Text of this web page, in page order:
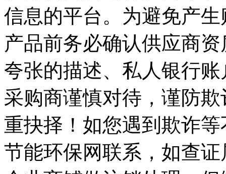
信息的平台。为避免产
产品前务必确认供应商
夸张的描述、私人银行
采购商谨慎对待，谨防
重抉择！如您遇到欺诈
节能环保网联系，如查